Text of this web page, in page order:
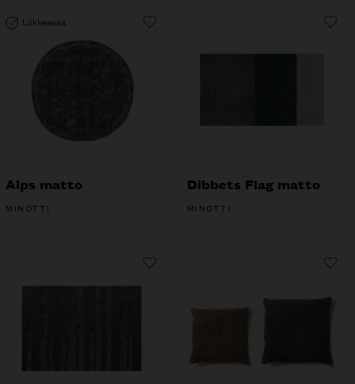
Liikkeessä
Alps matto
MINOTTI
Dibbets Flag matto
MINOTTI